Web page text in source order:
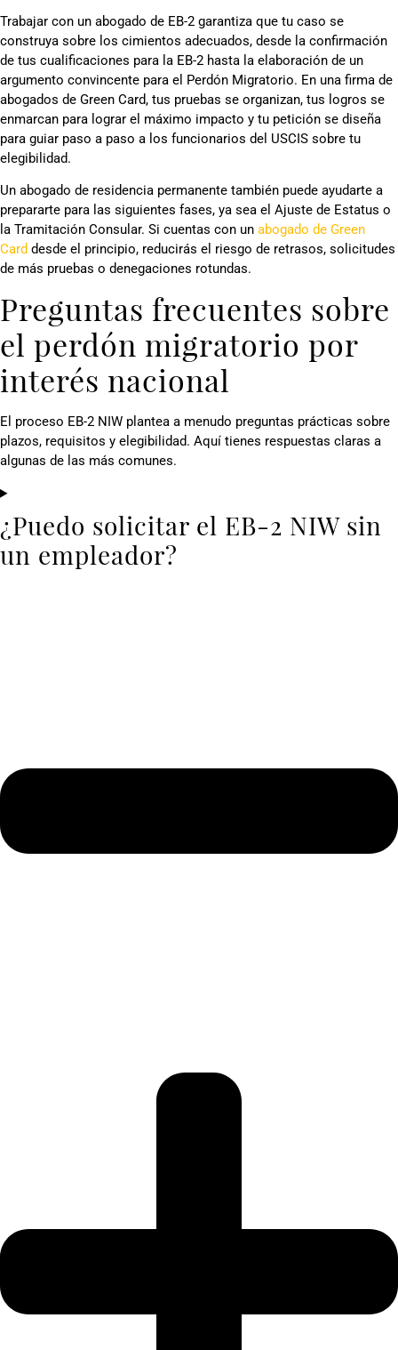
Trabajar con un abogado de EB-2 garantiza que tu caso se
construya sobre los cimientos adecuados, desde la confirmación
de tus cualificaciones para la EB-2 hasta la elaboración de un
argumento convincente para el Perdón Migratorio. En una firma de
abogados de Green Card, tus pruebas se organizan, tus logros se
enmarcan para lograr el máximo impacto y tu petición se diseña
para guiar paso a paso a los funcionarios del USCIS sobre tu
elegibilidad.
Un abogado de residencia permanente también puede ayudarte a
prepararte para las siguientes fases, ya sea el Ajuste de Estatus o
la Tramitación Consular. Si cuentas con un abogado de Green
Card desde el principio, reducirás el riesgo de retrasos, solicitudes
de más pruebas o denegaciones rotundas.
Preguntas frecuentes sobre
el perdón migratorio por
interés nacional
El proceso EB-2 NIW plantea a menudo preguntas prácticas sobre
plazos, requisitos y elegibilidad. Aquí tienes respuestas claras a
algunas de las más comunes.
¿Puedo solicitar el EB-2 NIW sin
un empleador?